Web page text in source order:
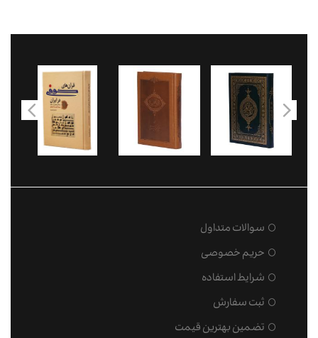
سوالات متداول
حریم خصوصی
شرایط استفاده
ثبت سفارش
تضمین بهترین قیمت